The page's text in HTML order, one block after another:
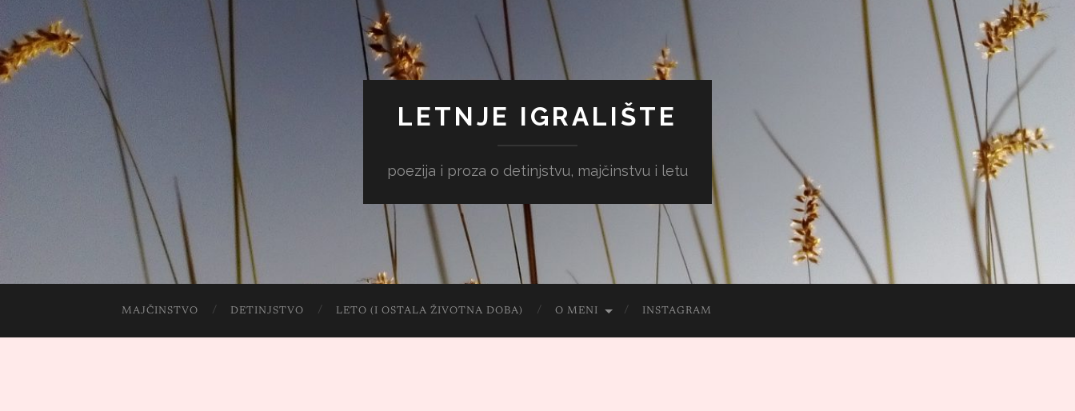
LETNJE IGRALIŠTE
poezija i proza o detinjstvu, majčinstvu i letu
MAJČINSTVO DETINJSTVO LETO (I OSTALA ŽIVOTNA DOBA) O MENI INSTAGRAM